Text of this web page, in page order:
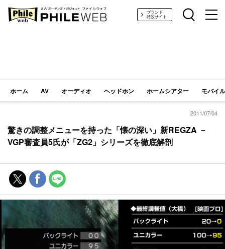
PHILE WEB｜AV/オーディオ/ガジェットブランド
特設サイト
ホーム AV オーディオ ヘッドホン ホームシアター モバイ
2011/07/04
驚きの調整メニューを持った「懐の深い」新REGZA －
VGP審査員5氏が「ZG2」シリーズを徹底解剖